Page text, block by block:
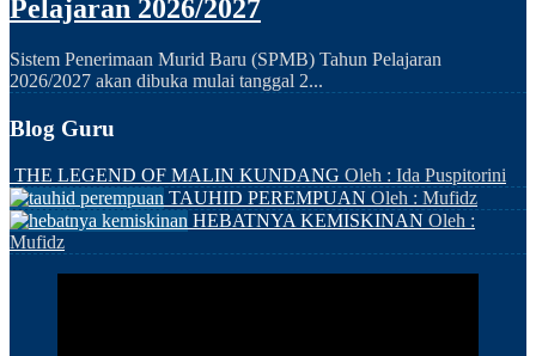
Pelajaran 2026/2027
Sistem Penerimaan Murid Baru (SPMB) Tahun Pelajaran
2026/2027 akan dibuka mulai tanggal 2...
Blog Guru
THE LEGEND OF MALIN KUNDANG Oleh : Ida Puspitorini
TAUHID PEREMPUAN Oleh : Mufidz
HEBATNYA KEMISKINAN Oleh :
Mufidz